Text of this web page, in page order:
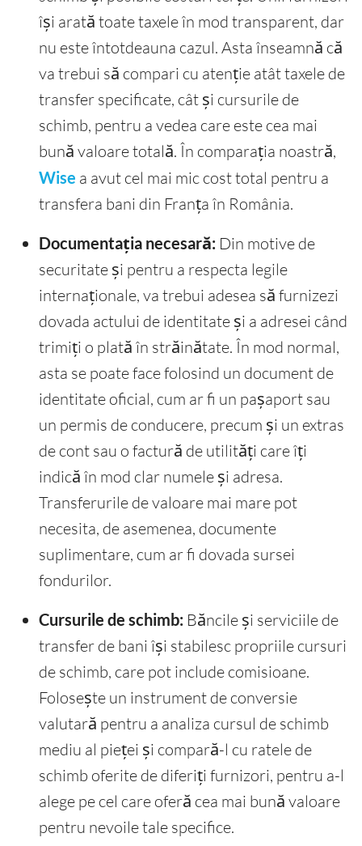
își arată toate taxele în mod transparent, dar
nu este întotdeauna cazul. Asta înseamnă că
va trebui să compari cu atenție atât taxele de
transfer specificate, cât și cursurile de
schimb, pentru a vedea care este cea mai
bună valoare totală. În comparația noastră,
Wise a avut cel mai mic cost total pentru a
transfera bani din Franța în România.
Documentația necesară: Din motive de
securitate și pentru a respecta legile
internaționale, va trebui adesea să furnizezi
dovada actului de identitate și a adresei când
trimiți o plată în străinătate. În mod normal,
asta se poate face folosind un document de
identitate oficial, cum ar fi un pașaport sau
un permis de conducere, precum și un extras
de cont sau o factură de utilități care îți
indică în mod clar numele și adresa.
Transferurile de valoare mai mare pot
necesita, de asemenea, documente
suplimentare, cum ar fi dovada sursei
fondurilor.
Cursurile de schimb: Băncile și serviciile de
transfer de bani își stabilesc propriile cursuri
de schimb, care pot include comisioane.
Folosește un instrument de conversie
valutară pentru a analiza cursul de schimb
mediu al pieței și compară-l cu ratele de
schimb oferite de diferiți furnizori, pentru a-l
alege pe cel care oferă cea mai bună valoare
pentru nevoile tale specifice.